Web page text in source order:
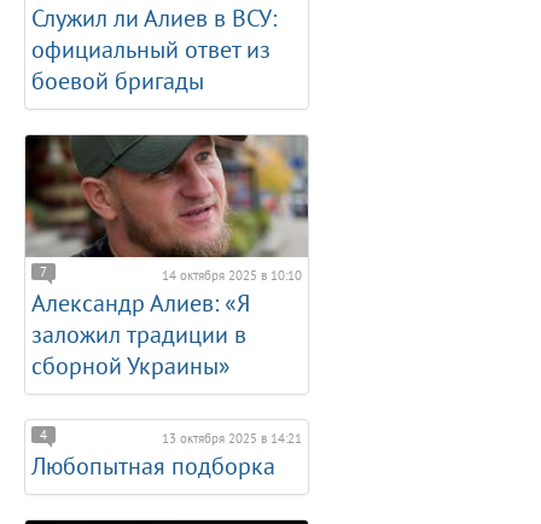
Служил ли Алиев в ВСУ:
официальный ответ из
боевой бригады
7 14 октября 2025 в 10:10
Александр Алиев: «Я
заложил традиции в
сборной Украины»
4 13 октября 2025 в 14:21
Любопытная подборка